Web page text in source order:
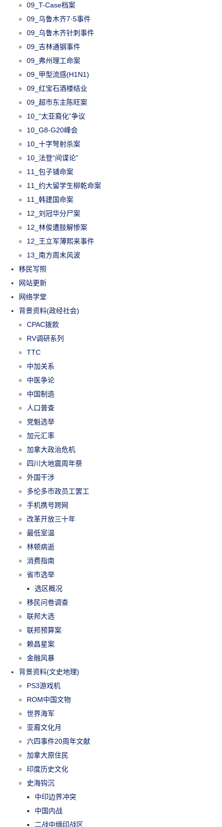
09_T-Case档案
09_乌鲁木齐7·5事件
09_乌鲁木齐针刺事件
09_吉林通钢事件
09_弗州理工命案
09_甲型流感(H1N1)
09_红宝石酒楼结业
09_超市东主陈旺案
10_“太亚裔化”争议
10_G8-G20峰会
10_十字弩射杀案
10_法登“间谍论”
11_包子铺命案
11_约大留学生柳乾命案
11_韩建国命案
12_刘冠华分尸案
12_林俊遭肢解惨案
12_王立军薄熙来事件
13_南方周末风波
移民写照
网站更新
网络学堂
背景资料(政经社会)
CPAC拨款
RV调研系列
TTC
中加关系
中医争论
中国制造
人口普查
党魁选举
加元汇率
加拿大政治危机
四川大地震周年祭
外国干涉
多伦多市政员工罢工
手机携号跨网
改革开放三十年
最低室温
林顿病逝
消费指南
省市选举
选区概况
移民问卷调查
联邦大选
联邦预算案
赖昌星案
金融风暴
背景资料(文史地理)
PS3游戏机
ROM中国文物
世界海军
亚裔文化月
六四事件20周年文献
加拿大原住民
印度历史文化
史海钩沉
中印边界冲突
中国内战
二战中缅印战区